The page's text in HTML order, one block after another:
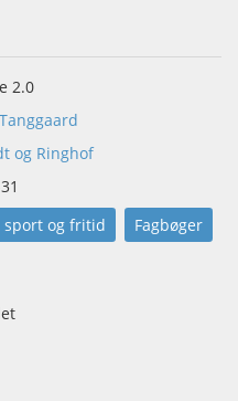
2.0
og Ringhof
sport og fritid Fagbøger